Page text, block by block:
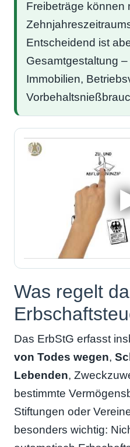
Freibeträge können
Entscheidend ist
Gesamtgestaltung
Immobilien,
Was regelt
Das ErbStG erfasst
von Todes wegen,
Lebenden,
bestimmte
Stiftungen oder
besonders wichtig: